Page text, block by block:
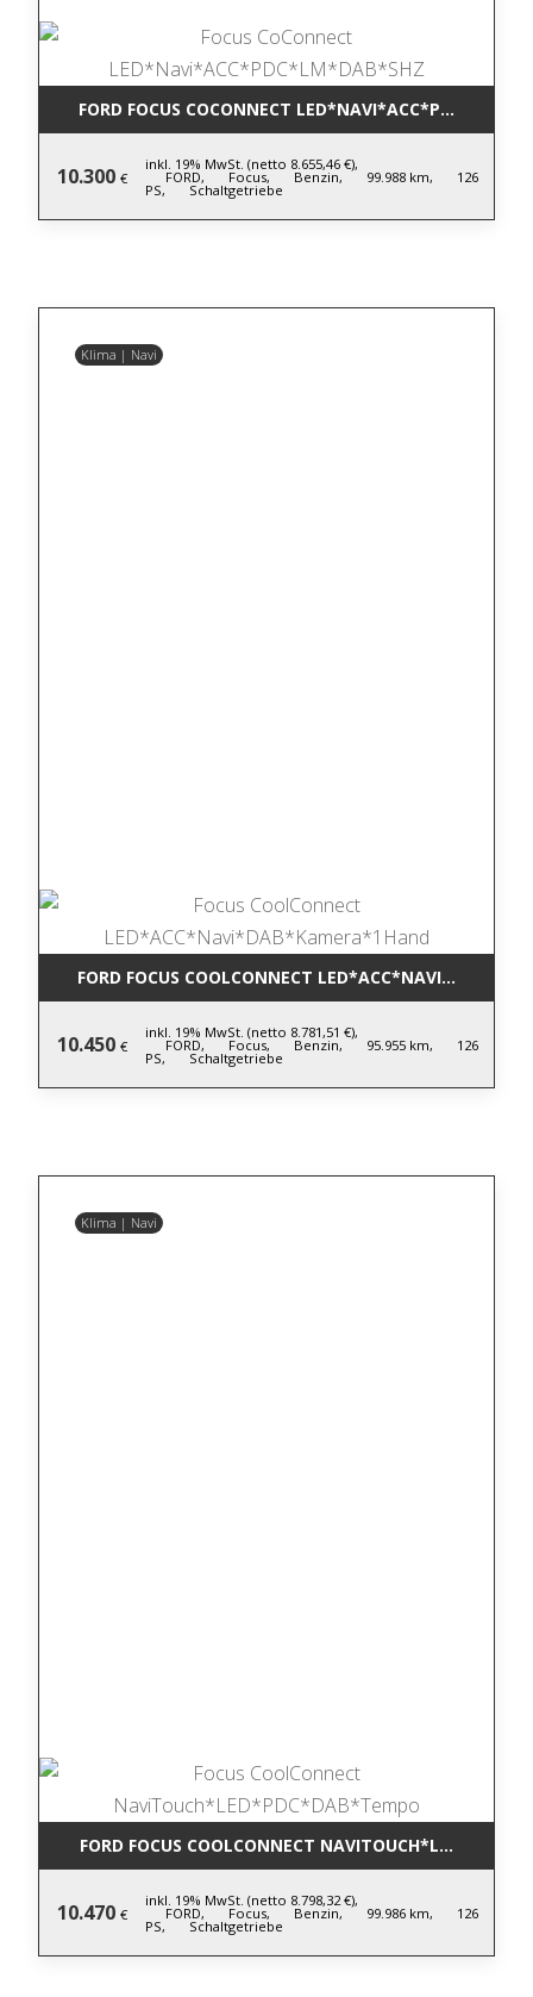
FORD FOCUS COCONNECT
10.300 €
inkl. 19% MwSt. (netto 8.655,46 €),
FORD, Focus, Benzin, 99.988 km, 126
PS, Schaltgetriebe
Klima | Navi
FORD FOCUS COOLCONNECT
10.450 €
inkl. 19% MwSt. (netto 8.781,51 €),
FORD, Focus, Benzin, 95.955 km, 126
PS, Schaltgetriebe
Klima | Navi
FORD FOCUS COOLCONNECT
10.470 €
inkl. 19% MwSt. (netto 8.798,32 €),
FORD, Focus, Benzin, 99.986 km, 126
PS, Schaltgetriebe